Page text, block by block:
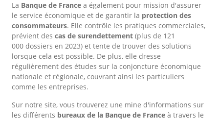
La Banque de France a également pour mission d'assurer
le service économique et de garantir la protection des
consommateurs. Elle contrôle les pratiques commerciales,
prévient des cas de surendettement (plus de 121
000 dossiers en 2023) et tente de trouver des solutions
lorsque cela est possible. De plus, elle dresse
régulièrement des études sur la conjoncture économique
nationale et régionale, couvrant ainsi les particuliers
comme les entreprises.
Sur notre site, vous trouverez une mine d'informations sur
les différents bureaux de la Banque de France à travers le